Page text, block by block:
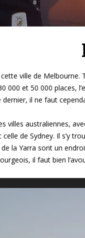
ville de
000 et 50 000 places,
il ne faut
villes australiennes,
de Sydney. Il s’y
la Yarra sont un
il faut bien